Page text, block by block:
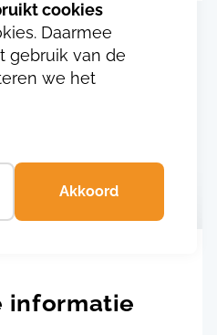
informatie
Daarmee
gebruik van de
we het
Akkoord